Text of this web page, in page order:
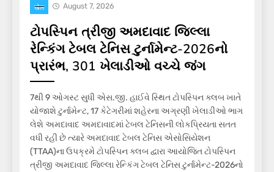
खेल August 7, 2026
ટોપસ્પિન ત્રીજી અમદાવાદ જિલ્લા
રેન્કિંગ ટેબલ ટેનિસ ટુર્નામેન્ટ-2026નો
પ્રારંભ, 301 ખેલાડીઓ વચ્ચે જંગ
7થી 9 ઓગસ્ટ સુધી એસ.જી. હાઈવે સ્થિત ટોપસ્પિન ક્લબ ખાતે
યોજાશે ટુર્નામેન્ટ, 17 કેટેગરીમાં શહેરના અગ્રણી ખેલાડીઓ ભાગ
લેશે અમદાવાદ અમદાવાદમાં ટેબલ ટેનિસની લોકપ્રિયતા સતત
વધી રહી છે ત્યારે અમદાવાદ ટેબલ ટેનિસ એસોસિયેશન
(TTAA)ના ઉપક્રમે ટોપસ્પિન ક્લબ દ્વારા આયોજિત ટોપસ્પિન
ત્રીજી અમદાવાદ જિલ્લા રેન્કિંગ ટેબલ ટેનિસ ટુર્નામેન્ટ-2026નો